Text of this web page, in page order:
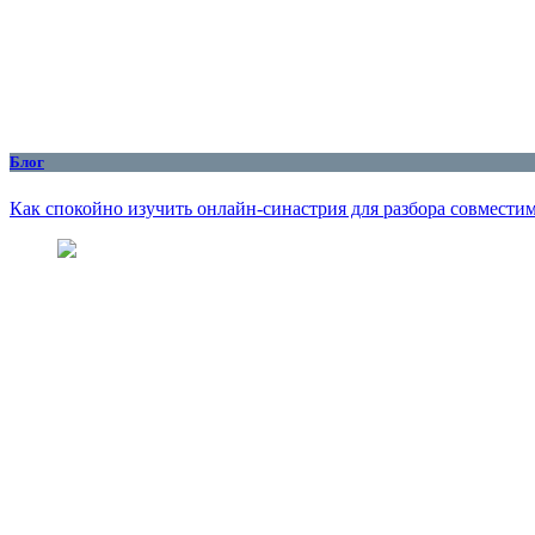
Блог
Как спокойно изучить онлайн-синастрия для разбора